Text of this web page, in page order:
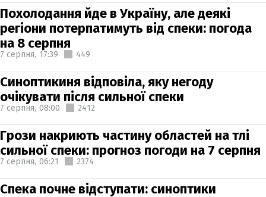
Похолодання йде в Україну, але деякі
регіони потерпатимуть від спеки: погода
на 8 серпня
7 серпня, 17:39 449
Синоптикиня відповіла, яку негоду
очікувати після сильної спеки
7 серпня, 08:00 2412
Грози накриють частину областей на тлі
сильної спеки: прогноз погоди на 7 серпня
7 серпня, 06:21 2374
Спека почне відступати: синоптики